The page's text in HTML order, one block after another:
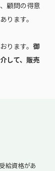
顧問の得意
ります。
ります。 御
して、販売
給資格があ